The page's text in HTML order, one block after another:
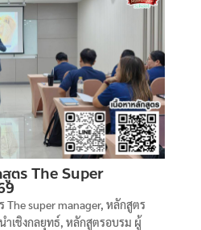
ตร The Super
The super manager, หลักสูตร
เชิงกลยุทธ์, หลักสูตรอบรม ผู้